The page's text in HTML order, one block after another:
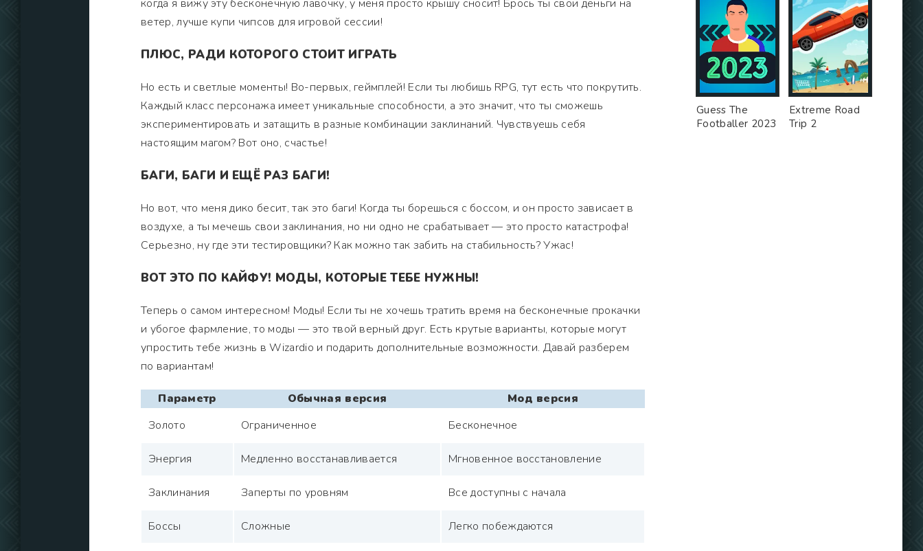
когда я вижу эту бесконечную лавочку, у меня просто крышу сносит! Брось ты свои деньги на
ветер, лучше купи чипсов для игровой сессии!
ПЛЮС, РАДИ КОТОРОГО СТОИТ ИГРАТЬ
Но есть и светлые моменты! Во-первых, геймплей! Если ты любишь RPG, тут есть что покрутить.
Каждый класс персонажа имеет уникальные способности, а это значит, что ты сможешь
экспериментировать и затащить в разные комбинации заклинаний. Чувствуешь себя
настоящим магом? Вот оно, счастье!
БАГИ, БАГИ И ЕЩЁ РАЗ БАГИ!
Но вот, что меня дико бесит, так это баги! Когда ты борешься с боссом, и он просто зависает в
воздухе, а ты мечешь свои заклинания, но ни одно не срабатывает — это просто катастрофа!
Серьезно, ну где эти тестировщики? Как можно так забить на стабильность? Ужас!
ВОТ ЭТО ПО КАЙФУ! МОДЫ, КОТОРЫЕ ТЕБЕ НУЖНЫ!
Теперь о самом интересном! Моды! Если ты не хочешь тратить время на бесконечные прокачки
и убогое фармление, то моды — это твой верный друг. Есть крутые варианты, которые могут
упростить тебе жизнь в Wizardio и подарить дополнительные возможности. Давай разберем
по вариантам!
Параметр Обычная версия
Мод версия
Золото
Ограниченное Бесконечное
Энергия Медленно восстанавливается Мгновенное восстановление
Заклинания Заперты по уровням Все доступны с начала
Боссы Сложные Легко побеждаются
Guess The
Footballer 2023
Extreme Road
Trip 2